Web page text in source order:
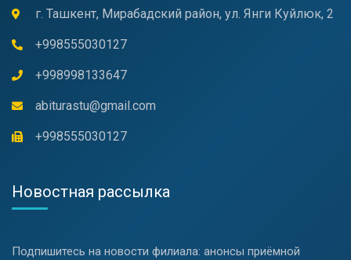
г. Ташкент, Мирабадский район, ул. Янги Куйлюк, 2
+998555030127
+998998133647
abiturastu@gmail.com
+998555030127
Новостная рассылка
Подпишитесь на новости филиала: анонсы приёмной